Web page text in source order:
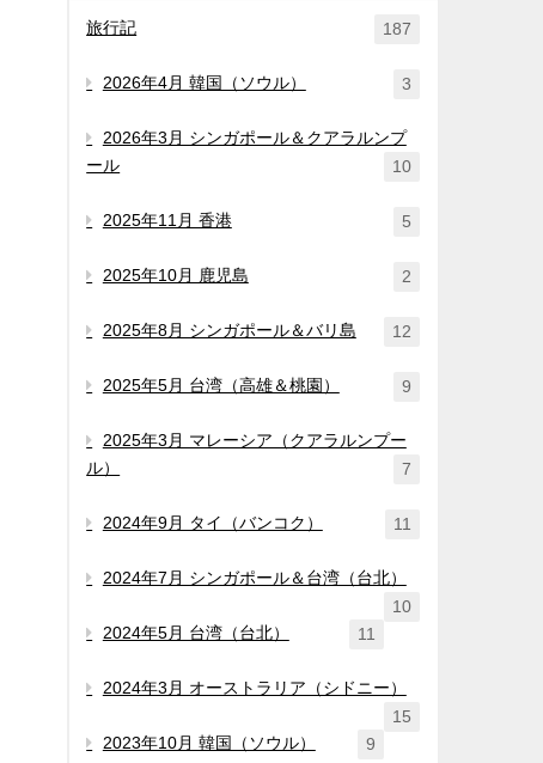
旅行記 187
2026年4月 韓国（ソウル） 3
2026年3月 シンガポール＆クアラルンプ
ール
10
2025年11月 香港 5
2025年10月 鹿児島 2
2025年8月 シンガポール＆バリ島 12
2025年5月 台湾（高雄＆桃園） 9
2025年3月 マレーシア（クアラルンプー
ル）
7
2024年9月 タイ（バンコク） 11
2024年7月 シンガポール＆台湾（台北）
10
2024年5月 台湾（台北）
11
2024年3月 オーストラリア（シドニー）
15
2023年10月 韓国（ソウル）
9